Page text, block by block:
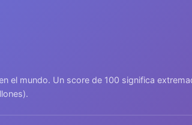
el mundo. Un score de 100 significa